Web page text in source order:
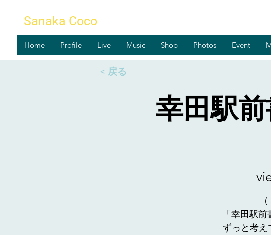
Sanaka Coco
Home Profile Live Music Shop Photos Event
幸田駅
(
「幸田駅
ずっと考
< 戻る